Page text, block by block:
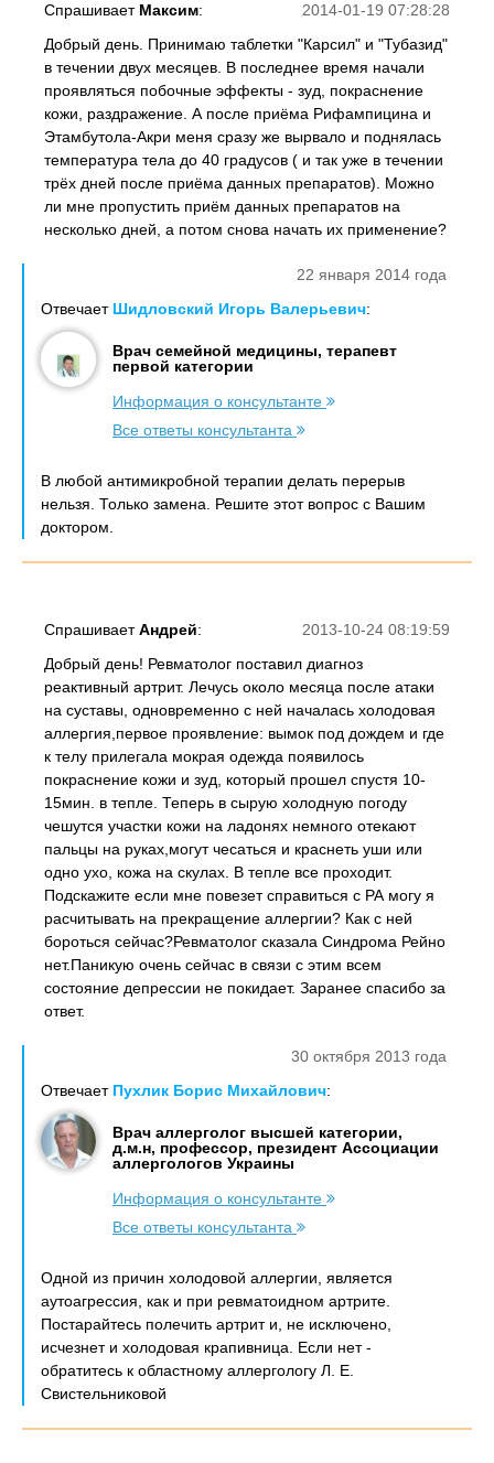
2014-01-19 07:28:28
Спрашивает Максим:
Добрый день. Принимаю таблетки "Карсил" и "Тубазид"
в течении двух месяцев. В последнее время начали
проявляться побочные эффекты - зуд, покраснение
кожи, раздражение. А после приёма Рифампицина и
Этамбутола-Акри меня сразу же вырвало и поднялась
температура тела до 40 градусов ( и так уже в течении
трёх дней после приёма данных препаратов). Можно
ли мне пропустить приём данных препаратов на
несколько дней, а потом снова начать их применение?
22 января 2014 года
Отвечает Шидловский Игорь Валерьевич:
Врач семейной медицины, терапевт
первой категории
Информация о консультанте
Все ответы консультанта
В любой антимикробной терапии делать перерыв
нельзя. Только замена. Решите этот вопрос с Вашим
доктором.
2013-10-24 08:19:59
СпрашиваетАндрей:
Добрый день! Ревматолог поставил диагноз
реактивный артрит. Лечусь около месяца после атаки
на суставы, одновременно с ней началась холодовая
аллергия,первое проявление: вымок под дождем и где
к телу прилегала мокрая одежда появилось
покраснение кожи и зуд, который прошел спустя 10-
15мин. в тепле. Теперь в сырую холодную погоду
чешутся участки кожи на ладонях немного отекают
пальцы на руках,могут чесаться и краснеть уши или
одно ухо, кожа на скулах. В тепле все проходит.
Подскажите если мне повезет справиться с РА могу я
расчитывать на прекращение аллергии? Как с ней
бороться сейчас?Ревматолог сказала Синдрома Рейно
нет.Паникую очень сейчас в связи с этим всем
состояние депрессии не покидает. Заранее спасибо за
ответ.
30 октября 2013 года
Отвечает Пухлик Борис Михайлович:
Врач аллерголог высшей категории,
д.м.н, профессор, президент Ассоциации
аллергологов Украины
Информация о консультанте
Все ответы консультанта
Одной из причин холодовой аллергии, является
аутоагрессия, как и при ревматоидном артрите.
Постарайтесь полечить артрит и, не исключено,
исчезнет и холодовая крапивница. Если нет -
обратитесь к областному аллергологу Л. Е.
Свистельниковой